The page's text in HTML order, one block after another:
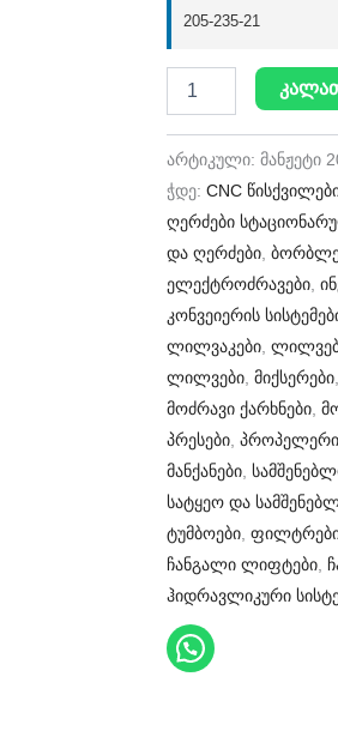
205-235-21
არტიკული: მანჟეტი
ჭდე: CNC
ღერძები
და ღერძები
ელექტროძრავები
კონვეიერის
ლილვაკები
ლილვები მიქსერები
მოძრავი ქარხნები
პრესები
მანქანები
სატყეო და
ტუმბოები
ჩანგალი ლიფტები
ჰიდრავლიკური